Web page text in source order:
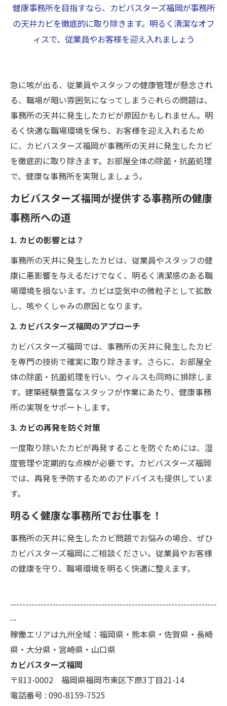
健康事務所を目指すなら、カビバスターズ福岡が事務所
の天井カビを徹底的に取り除きます。明るく清潔なオフ
ィスで、従業員やお客様を迎え入れましょう
急に咳が出る、従業員やスタッフの健康管理が懸念され
る、職場が暗い雰囲気になってしまう――これらの問題は、
事務所の天井に発生したカビが原因かもしれません。明
るく快適な職場環境を保ち、お客様を迎え入れるため
に、カビバスターズ福岡が事務所の天井に発生したカビ
を徹底的に取り除きます。お部屋全体の除菌・抗菌処理
で、健康な事務所を実現しましょう。
カビバスターズ福岡が提供する事務所の健康
事務所への道
1. カビの影響とは？
事務所の天井に発生したカビは、従業員やスタッフの健
康に悪影響を与えるだけでなく、明るく清潔感のある職
場環境を損ないます。カビは空気中の微粒子として拡散
し、咳やくしゃみの原因となります。
2. カビバスターズ福岡のアプローチ
カビバスターズ福岡では、事務所の天井に発生したカビ
を専門の技術で確実に取り除きます。さらに、お部屋全
体の除菌・抗菌処理を行い、ウィルスも同時に排除しま
す。建築経験豊富なスタッフが作業にあたり、健康事務
所の実現をサポートします。
3. カビの再発を防ぐ対策
一度取り除いたカビが再発することを防ぐためには、湿
度管理や定期的な点検が必要です。カビバスターズ福岡
では、再発を予防するためのアドバイスも提供していま
す。
明るく健康な事務所でお仕事を！
事務所の天井に発生したカビ問題でお悩みの場合、ぜひ
カビバスターズ福岡にご相談ください。従業員やお客様
の健康を守り、職場環境を明るく快適に整えます。
--------------------------------------------------------------------
--
稼働エリアは九州全域：福岡県・熊本県・佐賀県・長崎
県・大分県・宮崎県・山口県
カビバスターズ福岡
〒813-0002 福岡県福岡市東区下原3丁目21-14
電話番号 : 090-8159-7525